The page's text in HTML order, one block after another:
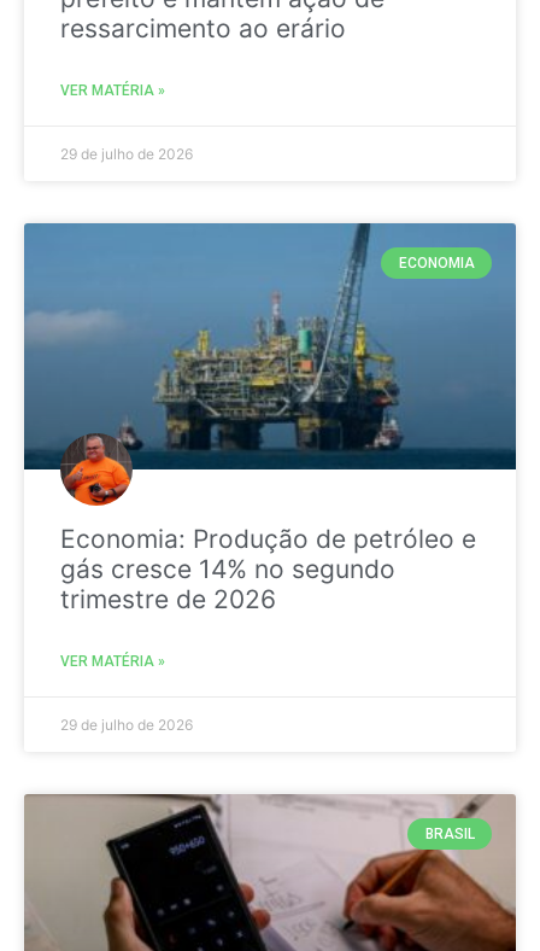
ressarcimento ao erário
VER MATÉRIA »
29 de julho de 2026
ECONOMIA
Economia: Produção de petróleo e
gás cresce 14% no segundo
trimestre de 2026
VER MATÉRIA »
29 de julho de 2026
BRASIL